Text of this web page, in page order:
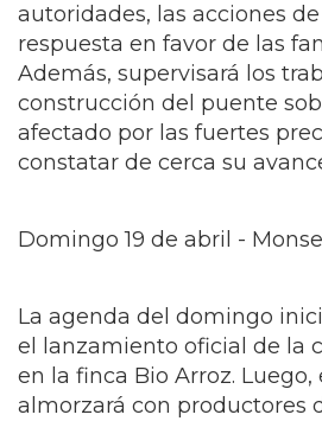
autoridades, las acciones
respuesta en favor de las
Además, supervisará los
construcción del puente
afectado por las fuertes
constatar de cerca su
Domingo 19 de abril -
La agenda del domingo
el lanzamiento oficial de la
en la finca Bio Arroz.
almorzará con productores